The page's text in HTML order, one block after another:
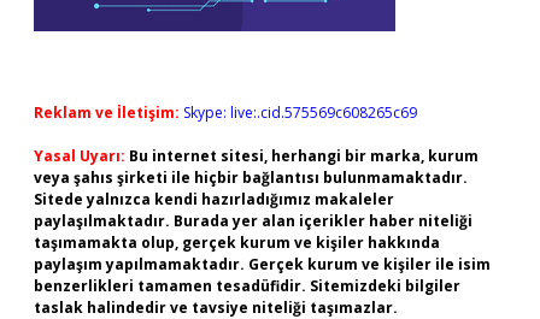
Reklam ve İletişim: Skype: live:.cid.575569c608265c69
Yasal Uyarı: Bu internet sitesi, herhangi bir marka, kurum
veya şahıs şirketi ile hiçbir bağlantısı bulunmamaktadır.
Sitede yalnızca kendi hazırladığımız makaleler
paylaşılmaktadır. Burada yer alan içerikler haber niteliği
taşımamakta olup, gerçek kurum ve kişiler hakkında
paylaşım yapılmamaktadır. Gerçek kurum ve kişiler ile isim
benzerlikleri tamamen tesadüfidir. Sitemizdeki bilgiler
taslak halindedir ve tavsiye niteliği taşımazlar.